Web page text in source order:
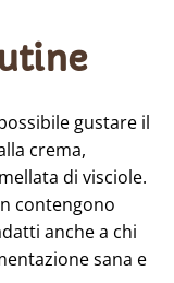
gustare il
crema,
di visciole.
contengono
anche a chi
sana e